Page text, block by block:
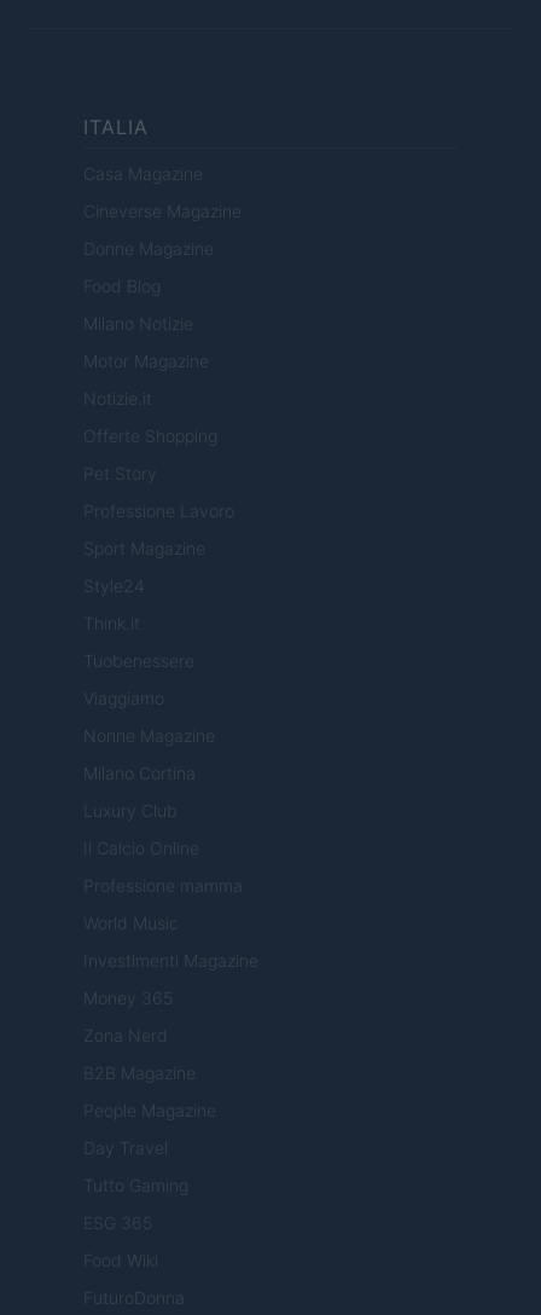
ITALIA
Casa Magazine
Cineverse Magazine
Donne Magazine
Food Blog
Milano Notizie
Motor Magazine
Notizie.it
Offerte Shopping
Pet Story
Professione Lavoro
Sport Magazine
Style24
Think.it
Tuobenessere
Viaggiamo
Nonne Magazine
Milano Cortina
Luxury Club
Il Calcio Online
Professione mamma
World Music
Investimenti Magazine
Money 365
Zona Nerd
B2B Magazine
People Magazine
Day Travel
Tutto Gaming
ESG 365
Food Wiki
FuturoDonna